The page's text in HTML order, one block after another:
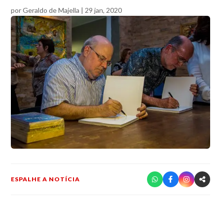
porGeraldo de Majella | 29 jan, 2020
ESPALHE A NOTÍCIA